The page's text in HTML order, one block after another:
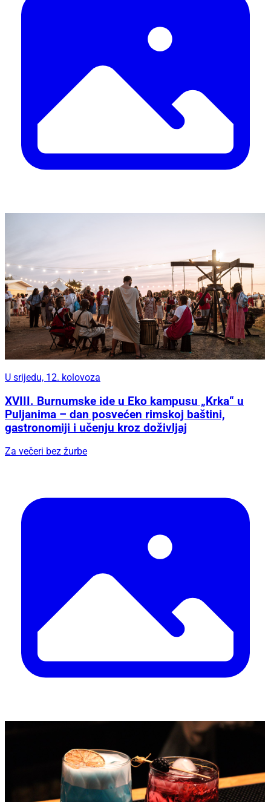
U srijedu, 12. kolovoza
XVIII. Burnumske ide u Eko kampusu „Krka“ u
Puljanima – dan posvećen rimskoj baštini,
gastronomiji i učenju kroz doživljaj
Za večeri bez žurbe